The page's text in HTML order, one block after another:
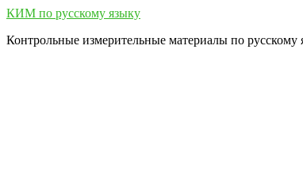
КИМ по русскому языку
Контрольные измерительные материалы по